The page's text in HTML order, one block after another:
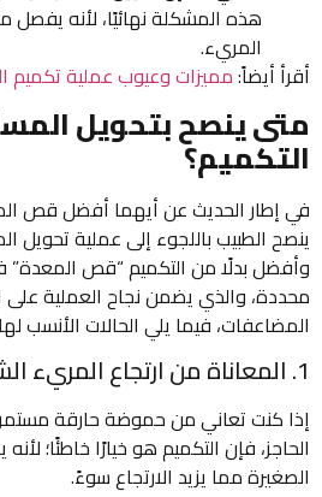
هذه المشكلة نهائيًا، لأنه
المريء.
أقرأ أيضاً:مميزات وعيوب عملية تكميم
متى ينصح بتحويل
التكميم؟
في إطار الحديث عن أيهما أفضل قص
وأفضل بدلًا من التكميم “قص المعدة”
محددة، والذي يضمن نجاح العملية
المضاعفات، فيما يلي الحالات الأنسب
1. المعاناة من ارتجاع المريء الشديد والمزمن
إذا كنت تعاني من حموضة حارقة
الحاجز، فإن التكميم هو خيارًا خاطئًا؛
الصغيرة مما يزيد الارتجاع سوءً.